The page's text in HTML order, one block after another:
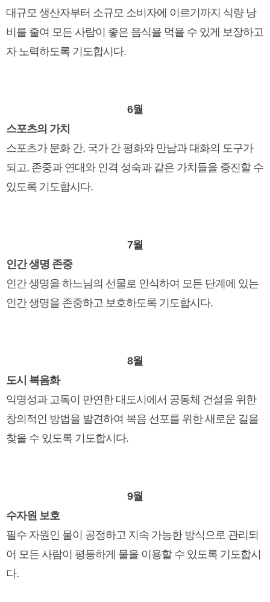
대규모 생산자부터 소규모 소비자에 이르기까지 식량 낭
비를 줄여 모든 사람이 좋은 음식을 먹을 수 있게 보장하고
자 노력하도록 기도합시다.
6월
스포츠의 가치
스포츠가 문화 간, 국가 간 평화와 만남과 대화의 도구가
되고, 존중과 연대와 인격 성숙과 같은 가치들을 증진할 수
있도록 기도합시다.
7월
인간 생명 존중
인간 생명을 하느님의 선물로 인식하여 모든 단계에 있는
인간 생명을 존중하고 보호하도록 기도합시다.
8월
도시 복음화
익명성과 고독이 만연한 대도시에서 공동체 건설을 위한
창의적인 방법을 발견하여 복음 선포를 위한 새로운 길을
찾을 수 있도록 기도합시다.
9월
수자원 보호
필수 자원인 물이 공정하고 지속 가능한 방식으로 관리되
어 모든 사람이 평등하게 물을 이용할 수 있도록 기도합시
다.